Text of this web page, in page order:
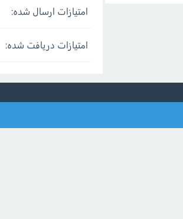
امتیازات ارسال شده:
امتیازات دریافت شده: